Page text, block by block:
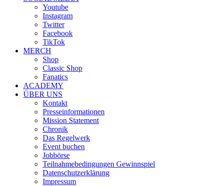
Youtube
Instagram
Twitter
Facebook
TikTok
MERCH
Shop
Classic Shop
Fanatics
ACADEMY
ÜBER UNS
Kontakt
Presseinformationen
Mission Statement
Chronik
Das Regelwerk
Event buchen
Jobbörse
Teilnahmebedingungen Gewinnspiel
Datenschutzerklärung
Impressum